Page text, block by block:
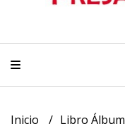
Inicio Libro Álbum